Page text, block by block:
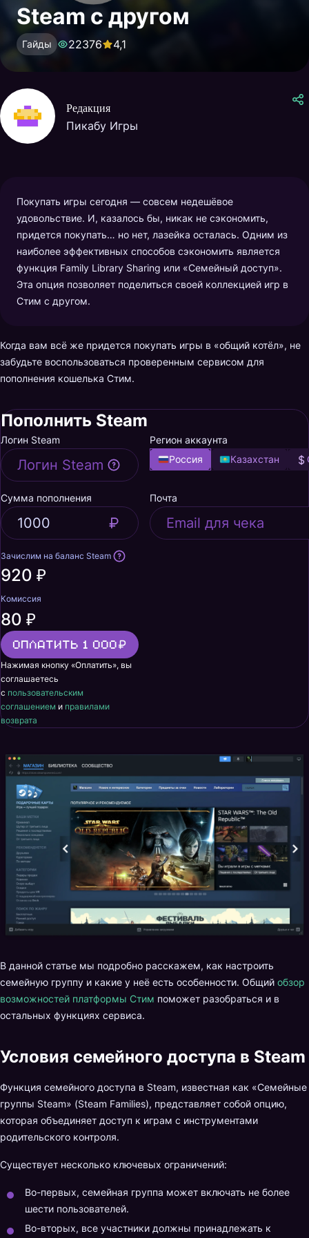
Steam с другом
Гайды 22376 4,1
Редакция
Пикабу Игры
Покупать игры сегодня — совсем недешёвое
удовольствие. И, казалось бы, никак не сэкономить,
придется покупать… но нет, лазейка осталась. Одним из
наиболее эффективных способов сэкономить является
функция Family Library Sharing или «Семейный доступ».
Эта опция позволяет поделиться своей коллекцией игр в
Стим с другом.
Когда вам всё же придется покупать игры в «общий котёл», не
забудьте воспользоваться проверенным сервисом для
пополнения кошелька Стим.
Пополнить Steam
Логин Steam
Регион аккаунта
Россия
Казахстан
Сумма пополнения Почта
Зачислим на баланс Steam
920 ₽
Комиссия
80 ₽
Оплатить 1 000
Нажимая кнопку «Оплатить», вы
соглашаетесь
с пользовательским
соглашением и правилами
возврата
В данной статье мы подробно расскажем, как настроить
семейную группу и какие у неё есть особенности. Общий обзор
возможностей платформы Стим поможет разобраться и в
остальных функциях сервиса.
Условия семейного доступа в Steam
Функция семейного доступа в Steam, известная как «Семейные
группы Steam» (Steam Families), представляет собой опцию,
которая объединяет доступ к играм с инструментами
родительского контроля.
Существует несколько ключевых ограничений:
Во-первых, семейная группа может включать не более
шести пользователей.
Во-вторых, все участники должны принадлежать к